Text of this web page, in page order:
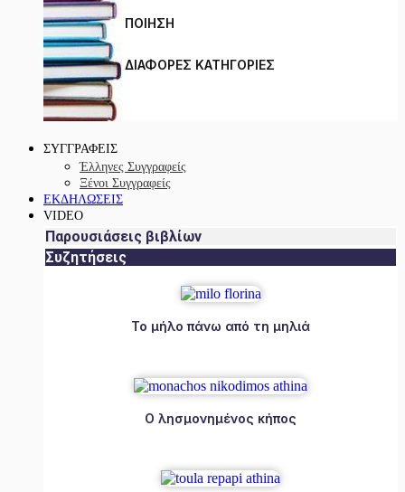
ΠΟΙΗΣΗ
ΔΙΑΦΟΡΕΣ ΚΑΤΗΓΟΡΙΕΣ
ΣΥΓΓΡΑΦΕΙΣ
Έλληνες Συγγραφείς
Ξένοι Συγγραφείς
ΕΚΔΗΛΩΣΕΙΣ
VIDEO
Παρουσιάσεις βιβλίων
Συζητήσεις
Το μήλο πάνω από τη μηλιά
Ο λησμονημένος κήπος